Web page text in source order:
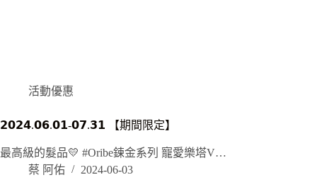
活動優惠
𝟮𝟬𝟮𝟰.𝟬𝟲.𝟬𝟭-𝟬𝟳.𝟯𝟭 【期間限定】
最高級的髮品💛 #Oribe鍊金系列 寵愛樂塔V…
蔡 阿佑
2024-06-03